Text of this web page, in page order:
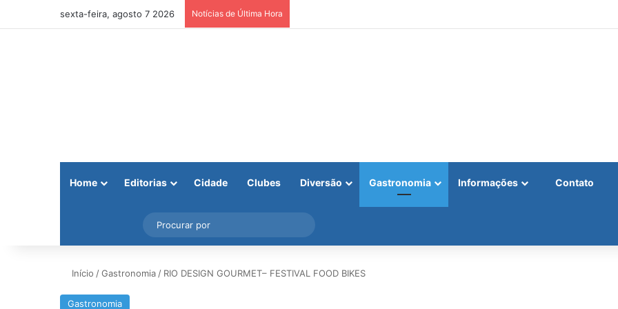
sexta-feira, agosto 7 2026 Notícias de Última Hora
Home Editorias Cidade Clubes Diversão Gastronomia Informações Contato
Instagram
Barra Lateral
por
Início /Gastronomia / RIO DESIGN GOURMET– FESTIVAL FOOD BIKES
Gastronomia